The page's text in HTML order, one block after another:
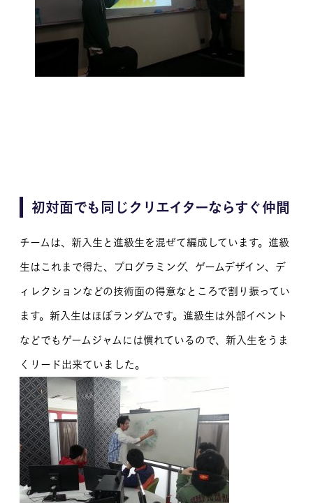
初対面でも同じクリエイターならすぐ仲間
チームは、新入生と進級生を混ぜて編成しています。進級
生はこれまで得た、プログラミング、ゲームデザイン、デ
ィレクションなどの技術面の得意なところで割り振ってい
ます。新入生はほぼランダムです。進級生は外部イベント
などでもゲームジャムには慣れているので、新入生をうま
くリード出来ていました。